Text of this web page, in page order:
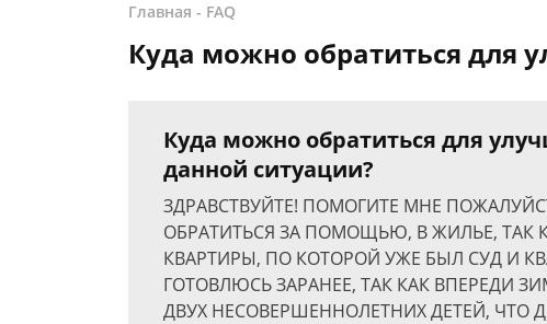
Главная - FAQ
Куда можно обратиться для
Куда можно обратиться для
данной ситуации?
ЗДРАВСТВУЙТЕ! ПОМОГИТЕ МНЕ
ОБРАТИТЬСЯ ЗА ПОМОЩЬЮ, В ЖИЛЬЕ, ТАК
КВАРТИРЫ, ПО КОТОРОЙ УЖЕ БЫЛ СУД И
ГОТОВЛЮСЬ ЗАРАНЕЕ, ТАК КАК ВПЕРЕДИ
ДВУХ НЕСОВЕРШЕННОЛЕТНИХ ДЕТЕЙ, ЧТО